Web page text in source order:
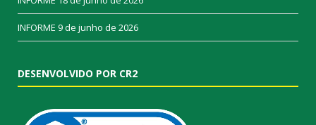
INFORME 9 de junho de 2026
DESENVOLVIDO POR CR2